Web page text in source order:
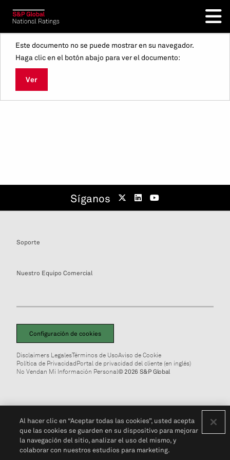
Este documento no se puede mostrar en su navegador.
Haga clic en el botón abajo para ver el documento:
Ver
Síganos
Soporte
Nuestro Equipo Comercial
Configuración de cookies
Disclaimers LegalesTérminos de UsoAviso de Cookie
Política de PrivacidadPortal de privacidad del cliente (en inglés)
No Vendan Mi Información Personal© 2026 S&P Global
Al hacer clic en “Aceptar todas las cookies”, usted acepta
que las cookies se guarden en su dispositivo para mejorar
la navegación del sitio, analizar el uso del mismo, y
colaborar con nuestros estudios para marketing.